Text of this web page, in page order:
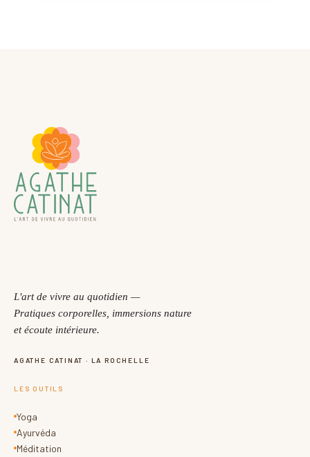
L'art de vivre au quotidien —
Pratiques corporelles, immersions nature
et écoute intérieure.
AGATHE CATINAT · LA ROCHELLE
LES OUTILS
Yoga
Ayurvéda
Méditation